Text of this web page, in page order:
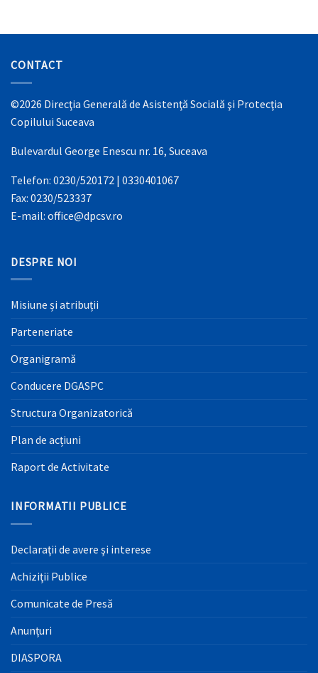
CONTACT
©2026 Direcţia Generală de Asistenţă Socială şi Protecţia
Copilului Suceava
Bulevardul George Enescu nr. 16, Suceava
Telefon: 0230/520172 | 0330401067
Fax: 0230/523337
E-mail: office@dpcsv.ro
DESPRE NOI
Misiune și atribuții
Parteneriate
Organigramă
Conducere DGASPC
Structura Organizatorică
Plan de acțiuni
Raport de Activitate
INFORMATII PUBLICE
Declaraţii de avere şi interese
Achiziţii Publice
Comunicate de Presă
Anunțuri
DIASPORA